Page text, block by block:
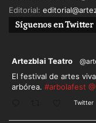
Editorial:
Síguenos en Twitter
Artezblai Teatro
El festival de artes
arbórea. #arbolafest
Twitter